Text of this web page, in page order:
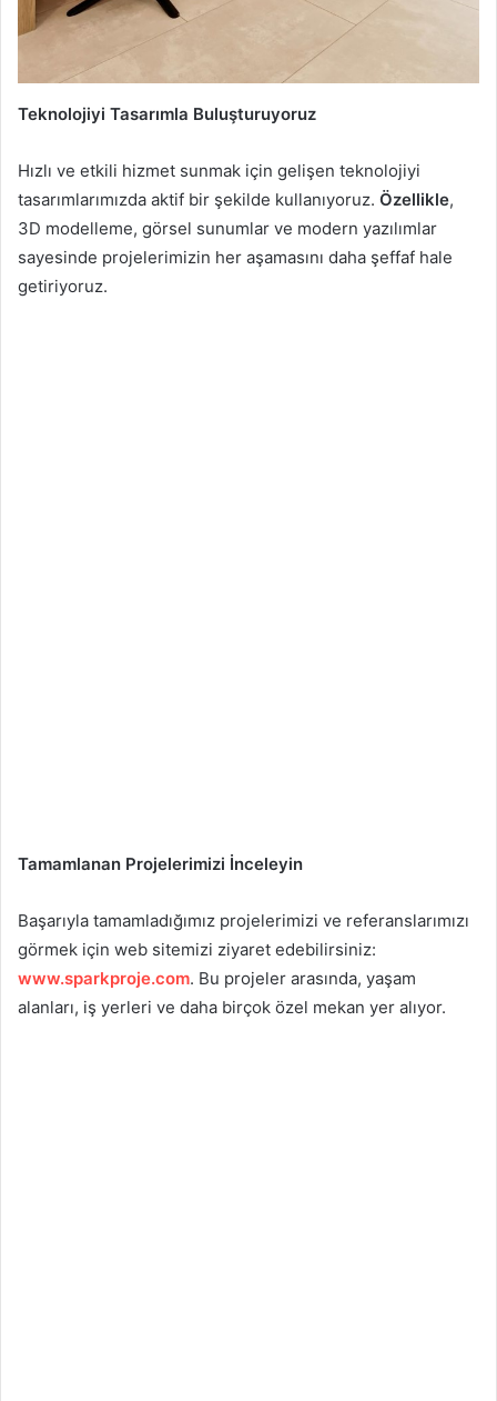
Teknolojiyi Tasarımla Buluşturuyoruz
Hızlı ve etkili hizmet sunmak için gelişen teknolojiyi
tasarımlarımızda aktif bir şekilde kullanıyoruz. Özellikle,
3D modelleme, görsel sunumlar ve modern yazılımlar
sayesinde projelerimizin her aşamasını daha şeffaf hale
getiriyoruz.
Tamamlanan Projelerimizi İnceleyin
Başarıyla tamamladığımız projelerimizi ve referanslarımızı
görmek için web sitemizi ziyaret edebilirsiniz:
www.sparkproje.com. Bu projeler arasında, yaşam
alanları, iş yerleri ve daha birçok özel mekan yer alıyor.